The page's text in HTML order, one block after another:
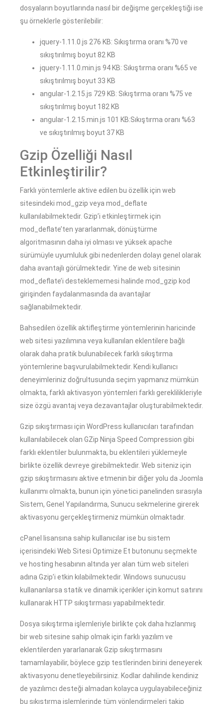
dosyaların boyutlarında nasıl bir değişme gerçekleştiği ise
şu örneklerle gösterilebilir:
jquery-1.11.0.js 276 KB: Sıkıştırma oranı %70 ve
sıkıştırılmış boyut 82 KB
jquery-1.11.0.min.js 94 KB: Sıkıştırma oranı %65 ve
sıkıştırılmış boyut 33 KB
angular-1.2.15.js 729 KB: Sıkıştırma oranı %75 ve
sıkıştırılmış boyut 182 KB
angular-1.2.15.min.js 101 KB:Sıkıştırma oranı %63
ve sıkıştırılmış boyut 37 KB
Gzip Özelliği Nasıl
Etkinleştirilir?
Farklı yöntemlerle aktive edilen bu özellik için web
sitesindeki mod_gzip veya mod_deflate
kullanılabilmektedir. Gzip’i etkinleştirmek için
mod_deflate’ten yararlanmak, dönüştürme
algoritmasının daha iyi olması ve yüksek apache
sürümüyle uyumluluk gibi nedenlerden dolayı genel olarak
daha avantajlı görülmektedir. Yine de web sitesinin
mod_deflate’i desteklememesi halinde mod_gzip kod
girişinden faydalanmasında da avantajlar
sağlanabilmektedir.
Bahsedilen özellik aktifleştirme yöntemlerinin haricinde
web sitesi yazılımına veya kullanılan eklentilere bağlı
olarak daha pratik bulunabilecek farklı sıkıştırma
yöntemlerine başvurulabilmektedir. Kendi kullanıcı
deneyimleriniz doğrultusunda seçim yapmanız mümkün
olmakta, farklı aktivasyon yöntemleri farklı gereklilikleriyle
size özgü avantaj veya dezavantajlar oluşturabilmektedir.
Gzip sıkıştırması için WordPress kullanıcıları tarafından
kullanılabilecek olan GZip Ninja Speed Compression gibi
farklı eklentiler bulunmakta, bu eklentileri yüklemeyle
birlikte özellik devreye girebilmektedir. Web siteniz için
gzip sıkıştırmasını aktive etmenin bir diğer yolu da Joomla
kullanımı olmakta, bunun için yönetici panelinden sırasıyla
Sistem, Genel Yapılandırma, Sunucu sekmelerine girerek
aktivasyonu gerçekleştirmeniz mümkün olmaktadır.
cPanel lisansına sahip kullanıcılar ise bu sistem
içerisindeki Web Sitesi Optimize Et butonunu seçmekte
ve hosting hesabının altında yer alan tüm web siteleri
adına Gzip’i etkin kılabilmektedir. Windows sunucusu
kullananlarsa statik ve dinamik içerikler için komut satırını
kullanarak HTTP sıkıştırması yapabilmektedir.
Dosya sıkıştırma işlemleriyle birlikte çok daha hızlanmış
bir web sitesine sahip olmak için farklı yazılım ve
eklentilerden yararlanarak Gzip sıkıştırmasını
tamamlayabilir, böylece gzip testlerinden birini deneyerek
aktivasyonu denetleyebilirsiniz. Kodlar dahilinde kendiniz
de yazılımcı desteği almadan kolayca uygulayabileceğiniz
bu sıkıştırma işlemlerinde tüm yönlendirmeleri takip